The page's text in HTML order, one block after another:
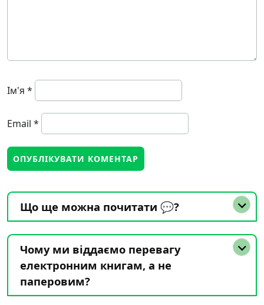
Ім'я *
Email *
Що ще можна почитати 💬?
Чому ми віддаємо перевагу
електронним книгам, а не
паперовим?